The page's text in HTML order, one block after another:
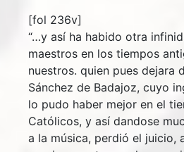
[fol 236v]
“…y así ha habido otra
maestros en los tiempos
nuestros. quien pues dejara
Sánchez de Badajoz, cuyo
lo pudo haber mejor en el
Católicos, y así dandose
a la música, perdió el juicio,